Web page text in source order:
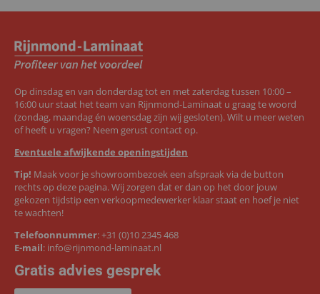
Op dinsdag en van donderdag tot en met zaterdag tussen 10:00 –
16:00 uur staat het team van Rijnmond-Laminaat u graag te woord
(zondag, maandag én woensdag zijn wij gesloten). Wilt u meer weten
of heeft u vragen? Neem gerust contact op.
Eventuele afwijkende openingstijden
Tip! Maak voor je showroombezoek een afspraak via de button
rechts op deze pagina. Wij zorgen dat er dan op het door jouw
gekozen tijdstip een verkoopmedewerker klaar staat en hoef je niet
te wachten!
Telefoonnummer:+31 (0)10 2345 468
E-mail: info@rijnmond-laminaat.nl
Gratis advies gesprek